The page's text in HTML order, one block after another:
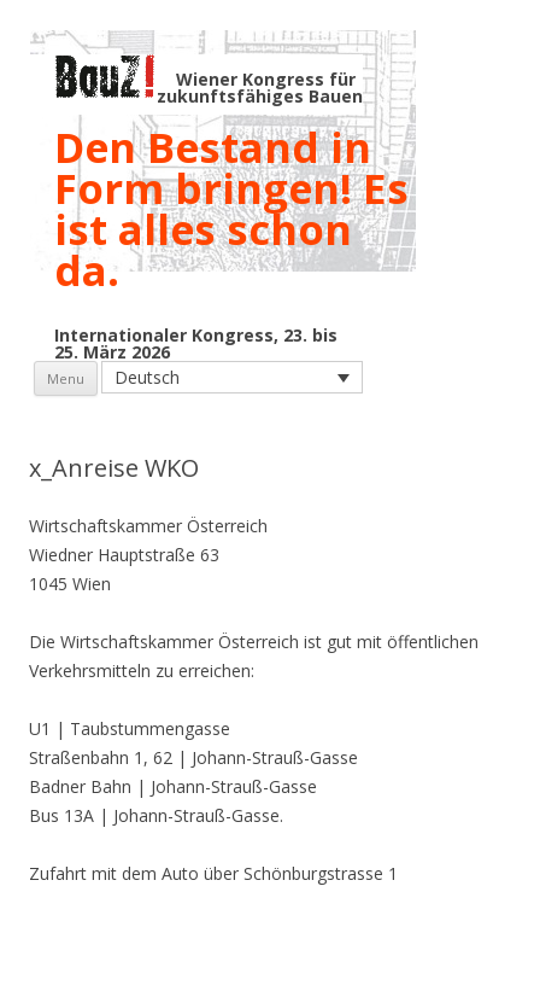
Wiener Kongress für
zukunftsfähiges Bauen
Den Bestand in
Form bringen! Es
ist alles schon
da.
Internationaler Kongress, 23. bis
25. März 2026
Deutsch
Menu Skip to content
x_Anreise WKO
Wirtschaftskammer Österreich
Wiedner Hauptstraße 63
1045 Wien
Die Wirtschaftskammer Österreich ist gut mit öffentlichen
Verkehrsmitteln zu erreichen:
U1 | Taubstummengasse
Straßenbahn 1, 62 | Johann-Strauß-Gasse
Badner Bahn | Johann-Strauß-Gasse
Bus 13A | Johann-Strauß-Gasse.
Zufahrt mit dem Auto über Schönburgstrasse 1